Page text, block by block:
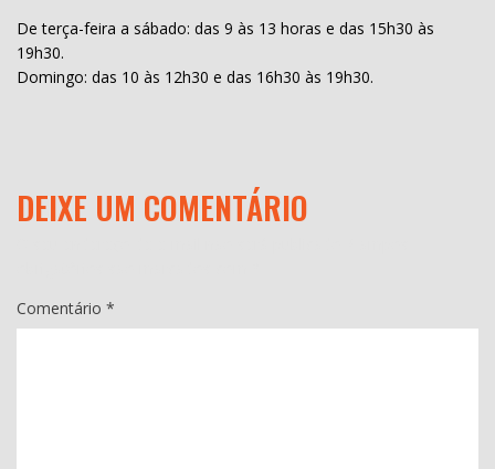
De terça-feira a sábado: das 9 às 13 horas e das 15h30 às
19h30.
Domingo: das 10 às 12h30 e das 16h30 às 19h30.
DEIXE UM COMENTÁRIO
Comentário *